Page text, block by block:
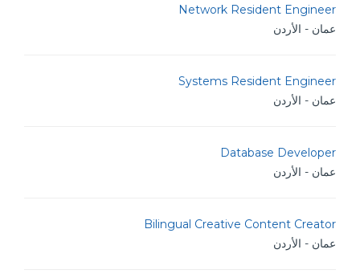
Network Resident Engineer
عمان - الأردن
Systems Resident Engineer
عمان - الأردن
Database Developer
عمان - الأردن
Bilingual Creative Content Creator
عمان - الأردن